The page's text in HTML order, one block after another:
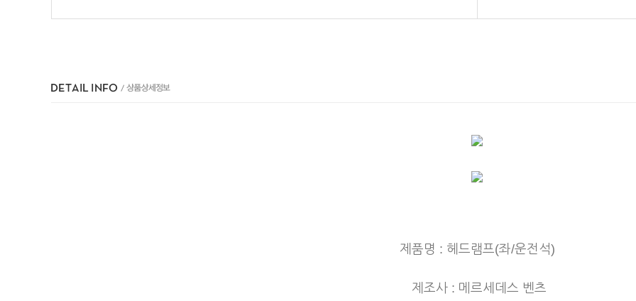
제품명 : 헤드램프(좌/운전석)
제조사 : 메르세데스 벤츠